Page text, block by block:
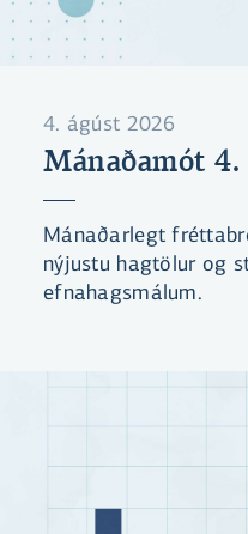
4. ágúst 2026
Mánaðamót
Mánaðarlegt
nýjustu hagtölur og
efnahagsmálum.